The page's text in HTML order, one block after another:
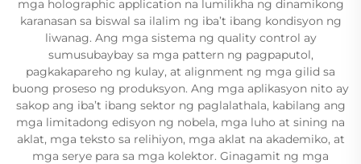
mga holographic application na lumilikha ng dinamikong
karanasan sa biswal sa ilalim ng iba’t ibang kondisyon ng
liwanag. Ang mga sistema ng quality control ay
sumusubaybay sa mga pattern ng pagpaputol,
pagkakapareho ng kulay, at alignment ng mga gilid sa
buong proseso ng produksyon. Ang mga aplikasyon nito ay
sakop ang iba’t ibang sektor ng paglalathala, kabilang ang
mga limitadong edisyon ng nobela, mga luho at sining na
aklat, mga teksto sa relihiyon, mga aklat na akademiko, at
mga serye para sa mga kolektor. Ginagamit ng mga